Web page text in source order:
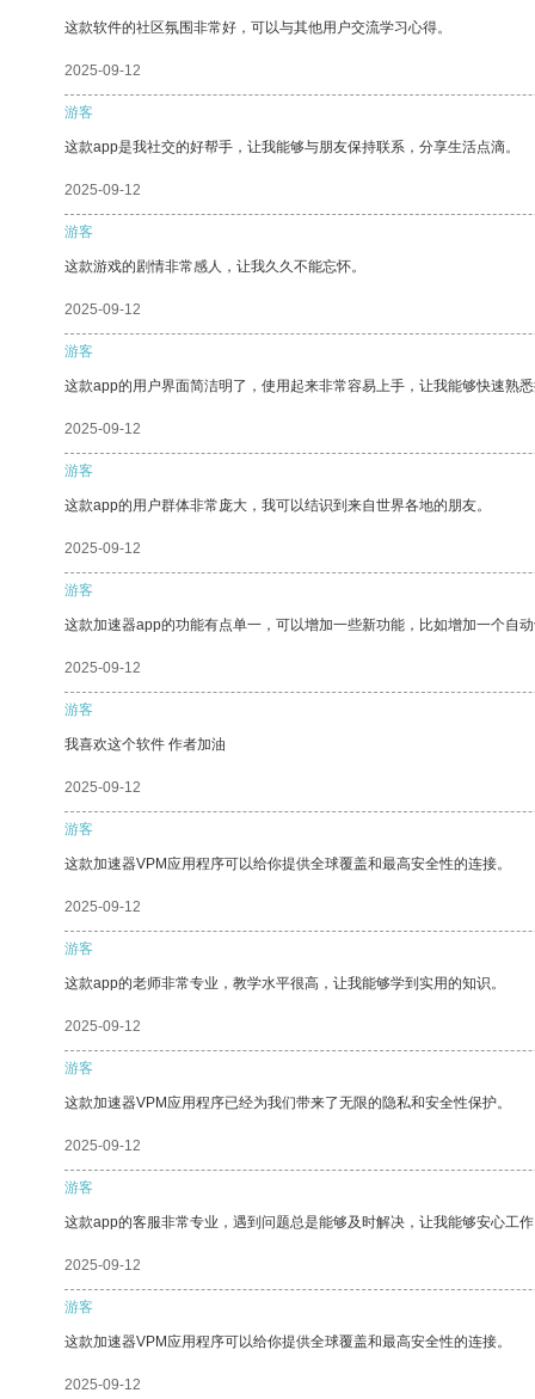
这款软件的社区氛围非常好，可以与其他用户交流学习心得。
2025-09-12
游客
这款app是我社交的好帮手，让我能够与朋友保持联系，分享生活点滴。
2025-09-12
游客
这款游戏的剧情非常感人，让我久久不能忘怀。
2025-09-12
游客
这款app的用户界面简洁明了，使用起来非常容易上手，让我能够快速熟
2025-09-12
游客
这款app的用户群体非常庞大，我可以结识到来自世界各地的朋友。
2025-09-12
游客
这款加速器app的功能有点单一，可以增加一些新功能，比如增加一个自
2025-09-12
游客
我喜欢这个软件 作者加油
2025-09-12
游客
这款加速器VPM应用程序可以给你提供全球覆盖和最高安全性的连接。
2025-09-12
游客
这款app的老师非常专业，教学水平很高，让我能够学到实用的知识。
2025-09-12
游客
这款加速器VPM应用程序已经为我们带来了无限的隐私和安全性保护。
2025-09-12
游客
这款app的客服非常专业，遇到问题总是能够及时解决，让我能够安心工
2025-09-12
游客
这款加速器VPM应用程序可以给你提供全球覆盖和最高安全性的连接。
2025-09-12